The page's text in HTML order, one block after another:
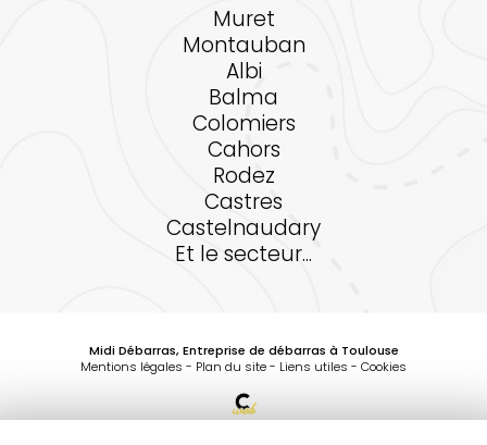
Muret
Montauban
Albi
Balma
Colomiers
Cahors
Rodez
Castres
Castelnaudary
Et le secteur...
Midi Débarras, Entreprise de débarras à Toulouse
Mentions légales - Plan du site- Liens utiles - Cookies